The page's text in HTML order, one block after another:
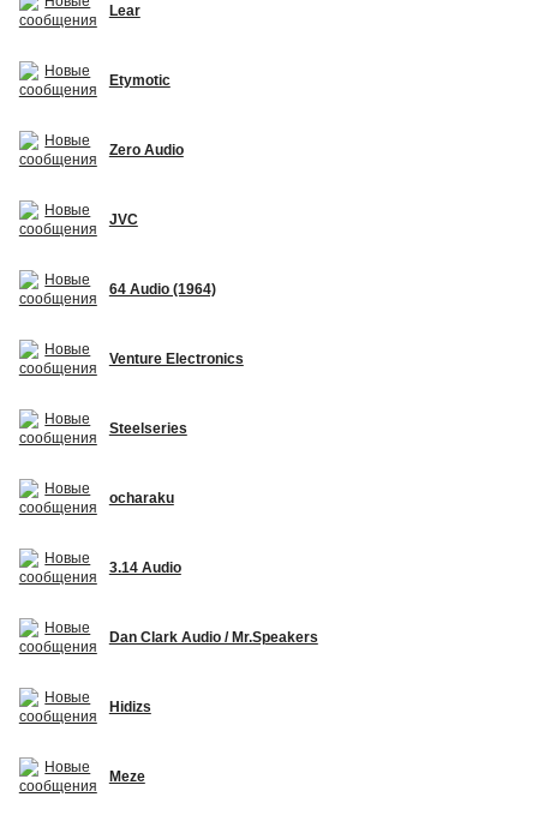
Lear
Etymotic
Zero Audio
JVC
64 Audio (1964)
Venture Electronics
Steelseries
ocharaku
3.14 Audio
Dan Clark Audio / Mr.Speakers
Hidizs
Meze